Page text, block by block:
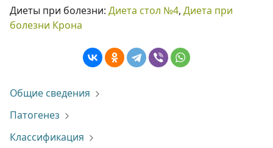
Диеты при болезни: Диета стол №4, Диета при
болезни Крона
Общие сведения
Патогенез
Классификация